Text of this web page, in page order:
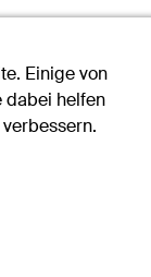
Suche Menü
Einige von
dabei helfen